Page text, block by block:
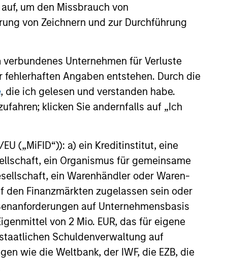
um den Missbrauch von
von Zeichnern und zur Durchführung
Unternehmen für Verluste
Angaben entstehen. Durch die
, die ich gelesen und verstanden habe.
klicken Sie andernfalls auf „Ich
(„MiFID“)): a) ein Kreditinstitut, eine
ein Organismus für gemeinsame
ein Warenhändler oder Waren-
Finanzmärkten zugelassen sein oder
auf Unternehmensbasis
von 2 Mio. EUR, das für eigene
Schuldenverwaltung auf
wie die Weltbank, der IWF, die EZB, die